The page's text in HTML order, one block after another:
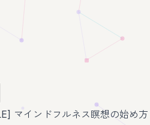
マインドフルネス瞑想の始め